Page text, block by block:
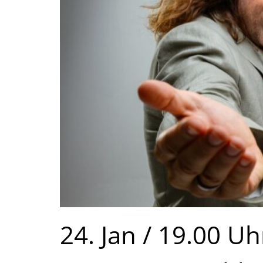
24. Jan / 19.00